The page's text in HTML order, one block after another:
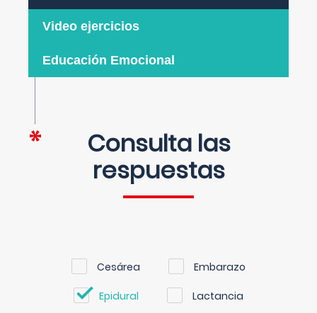
Video ejercicios
Educación Emocional
Consulta las
respuestas
Cesárea Embarazo
Epidural Lactancia